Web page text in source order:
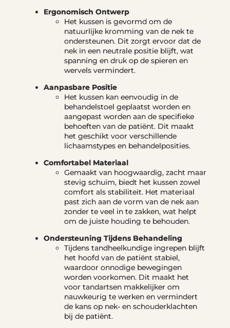
Ergonomisch Ontwerp
Het kussen is gevormd om de
natuurlijke kromming van de nek te
ondersteunen. Dit zorgt ervoor dat de
nek in een neutrale positie blijft, wat
spanning en druk op de spieren en
wervels vermindert.
Aanpasbare Positie
Het kussen kan eenvoudig in de
behandelstoel geplaatst worden en
aangepast worden aan de specifieke
behoeften van de patiënt. Dit maakt
het geschikt voor verschillende
lichaamstypes en behandelposities.
Comfortabel Materiaal
Gemaakt van hoogwaardig, zacht maar
stevig schuim, biedt het kussen zowel
comfort als stabiliteit. Het materiaal
past zich aan de vorm van de nek aan
zonder te veel in te zakken, wat helpt
om de juiste houding te behouden.
Ondersteuning Tijdens Behandeling
Tijdens tandheelkundige ingrepen blijft
het hoofd van de patiënt stabiel,
waardoor onnodige bewegingen
worden voorkomen. Dit maakt het
voor tandartsen makkelijker om
nauwkeurig te werken en vermindert
de kans op nek- en schouderklachten
bij de patiënt.